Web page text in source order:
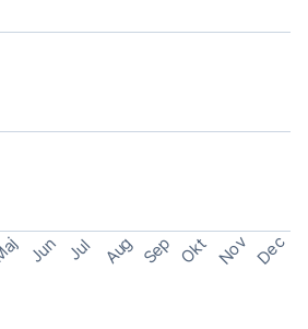
Jun Jul Aug Sep Okt Nov Dec